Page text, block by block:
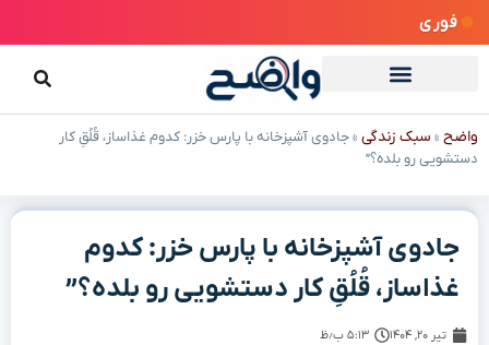
فوری
واضح » سبک زندگی »جادوی آشپزخانه با پارس خزر: کدوم غذاساز، قُلُقِ کار
دستشویی رو بلده؟”
جادوی آشپزخانه با پارس خزر: کدوم
غذاساز، قُلُقِ کار دستشویی رو بلده؟”
تیر ۲۰, ۱۴۰۴ ۵:۱۳ ب٫ظ